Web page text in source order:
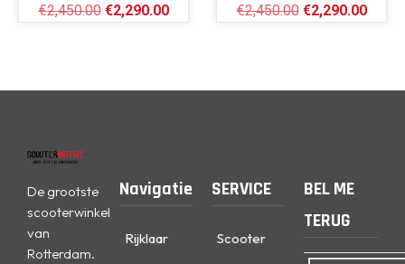
€2,450.00 €2,290.00 €2,450.00 €2,290.00
De grootste
scooterwinkel
van
Rotterdam.
Navigatie
Rijklaar
SERVICE
Scooter
BEL ME
TERUG